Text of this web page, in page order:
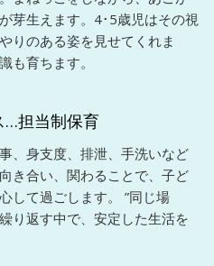
芽生えます。4･5歳児はその視
りのある姿を見せてくれま
も育ちます。
…担当制保育
、身支度、排泄、手洗いなど
き合い、関わることで、子ど
して過ごします。 ”同じ場
り返す中で、安定した生活を